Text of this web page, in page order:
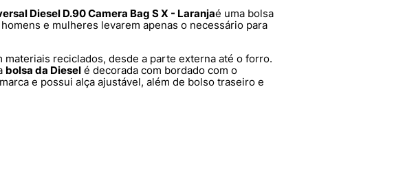
Diesel D.90 Camera Bag S X - Laranjaé uma bolsa
e mulheres levarem apenas o necessário para
materiais reciclados, desde a parte externa até o forro.
bolsa da Diesel é decorada com bordado com o
e possui alça ajustável, além de bolso traseiro e